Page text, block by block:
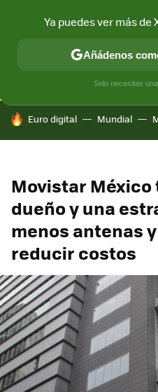
CONECTIVIDAD MÓVIL Y
HOY SE HABLA DE
Euro digital Mundial
Movistar México
dueño y una
menos antenas
reducir costos
Ya puedes ver más de
Añádenos
Solo necesitas